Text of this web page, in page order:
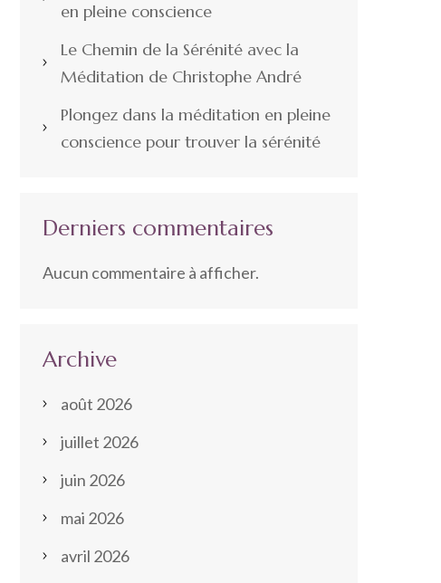
en pleine conscience
Le Chemin de la Sérénité avec la
Méditation de Christophe André
Plongez dans la méditation en pleine
conscience pour trouver la sérénité
Derniers commentaires
Aucun commentaire à afficher.
Archive
août 2026
juillet 2026
juin 2026
mai 2026
avril 2026